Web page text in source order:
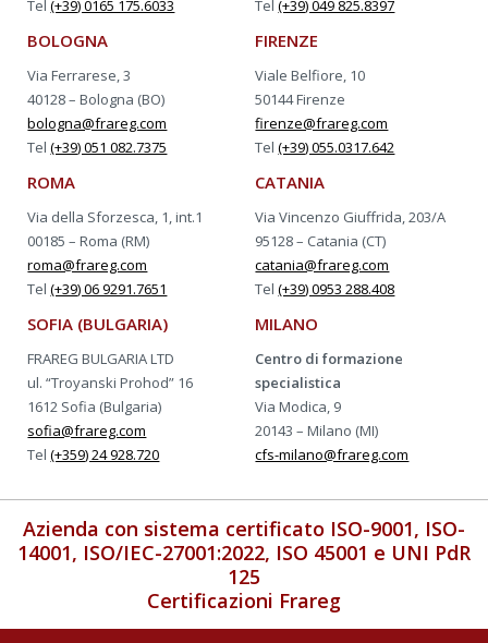
Tel(+39) 0165 175.6033
Tel(+39) 049 825.8397
BOLOGNA
Via Ferrarese, 3
40128 – Bologna (BO)
bologna@frareg.com
Tel(+39) 051 082.7375
FIRENZE
Viale Belfiore, 10
50144 Firenze
firenze@frareg.com
Tel(+39) 055.0317.642
ROMA
Via della Sforzesca, 1, int.1
00185 – Roma (RM)
roma@frareg.com
Tel(+39) 06 9291.7651
CATANIA
Via Vincenzo Giuffrida, 203/A
95128 – Catania (CT)
catania@frareg.com
Tel(+39) 0953 288.408
SOFIA (BULGARIA)
FRAREG BULGARIA LTD
ul. “Troyanski Prohod” 16
1612 Sofia (Bulgaria)
sofia@frareg.com
Tel(+359) 24 928.720
MILANO
Centro di formazione
specialistica
Via Modica, 9
20143 – Milano (MI)
cfs-milano@frareg.com
Azienda con sistema certificato ISO-9001, ISO-
14001, ISO/IEC-27001:2022, ISO 45001 e UNI PdR
125
Certificazioni Frareg